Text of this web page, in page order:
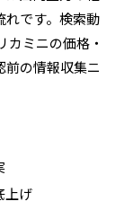
れです。検索動
カミニの価格・
前の情報収集ニ
上げ